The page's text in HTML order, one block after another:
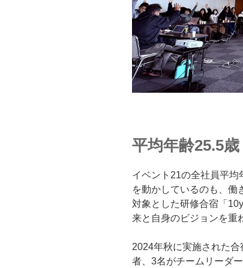
平均年齢25.5
イベント21の全社員平均
を動かしているのも、働
対象とした研修合宿「
来と自身のビジョンを重
2024年秋に実施された
者、3名がチームリーダ